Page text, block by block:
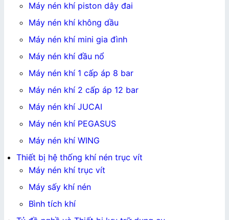
Máy nén khí piston dây đai
Máy nén khí không dầu
Máy nén khí mini gia đình
Máy nén khí đầu nổ
Máy nén khí 1 cấp áp 8 bar
Máy nén khí 2 cấp áp 12 bar
Máy nén khí JUCAI
Máy nén khí PEGASUS
Máy nén khí WING
Thiết bị hệ thống khí nén trục vít
Máy nén khí trục vít
Máy sấy khí nén
Bình tích khí